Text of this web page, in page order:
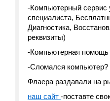
-Компьютерный
специалиста,
Диагностика,
реквизиты)
-Компьютерная помощь
-Сломался компьютер?
Флаера раздавали на
наш сайт -поставте